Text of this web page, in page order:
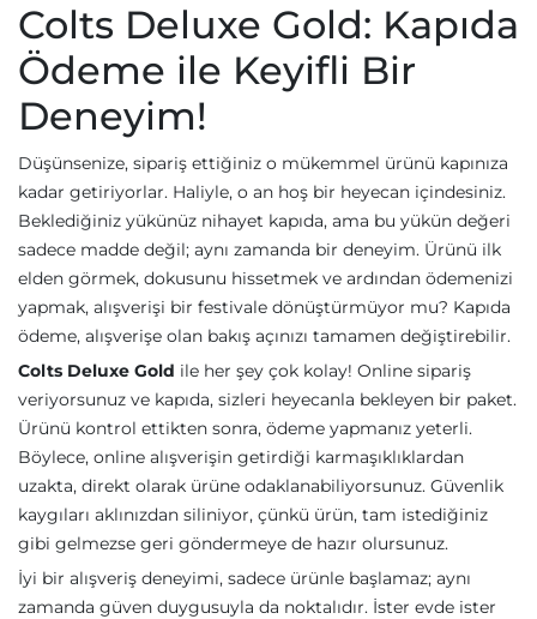
Colts Deluxe Gold: Kapıda
Ödeme ile Keyifli Bir
Deneyim!
Düşünsenize, sipariş ettiğiniz o mükemmel ürünü kapınıza
kadar getiriyorlar. Haliyle, o an hoş bir heyecan içindesiniz.
Beklediğiniz yükünüz nihayet kapıda, ama bu yükün değeri
sadece madde değil; aynı zamanda bir deneyim. Ürünü ilk
elden görmek, dokusunu hissetmek ve ardından ödemenizi
yapmak, alışverişi bir festivale dönüştürmüyor mu? Kapıda
ödeme, alışverişe olan bakış açınızı tamamen değiştirebilir.
Colts Deluxe Gold ile her şey çok kolay! Online sipariş
veriyorsunuz ve kapıda, sizleri heyecanla bekleyen bir paket.
Ürünü kontrol ettikten sonra, ödeme yapmanız yeterli.
Böylece, online alışverişin getirdiği karmaşıklıklardan
uzakta, direkt olarak ürüne odaklanabiliyorsunuz. Güvenlik
kaygıları aklınızdan siliniyor, çünkü ürün, tam istediğiniz
gibi gelmezse geri göndermeye de hazır olursunuz.
İyi bir alışveriş deneyimi, sadece ürünle başlamaz; aynı
zamanda güven duygusuyla da noktalıdır. İster evde ister